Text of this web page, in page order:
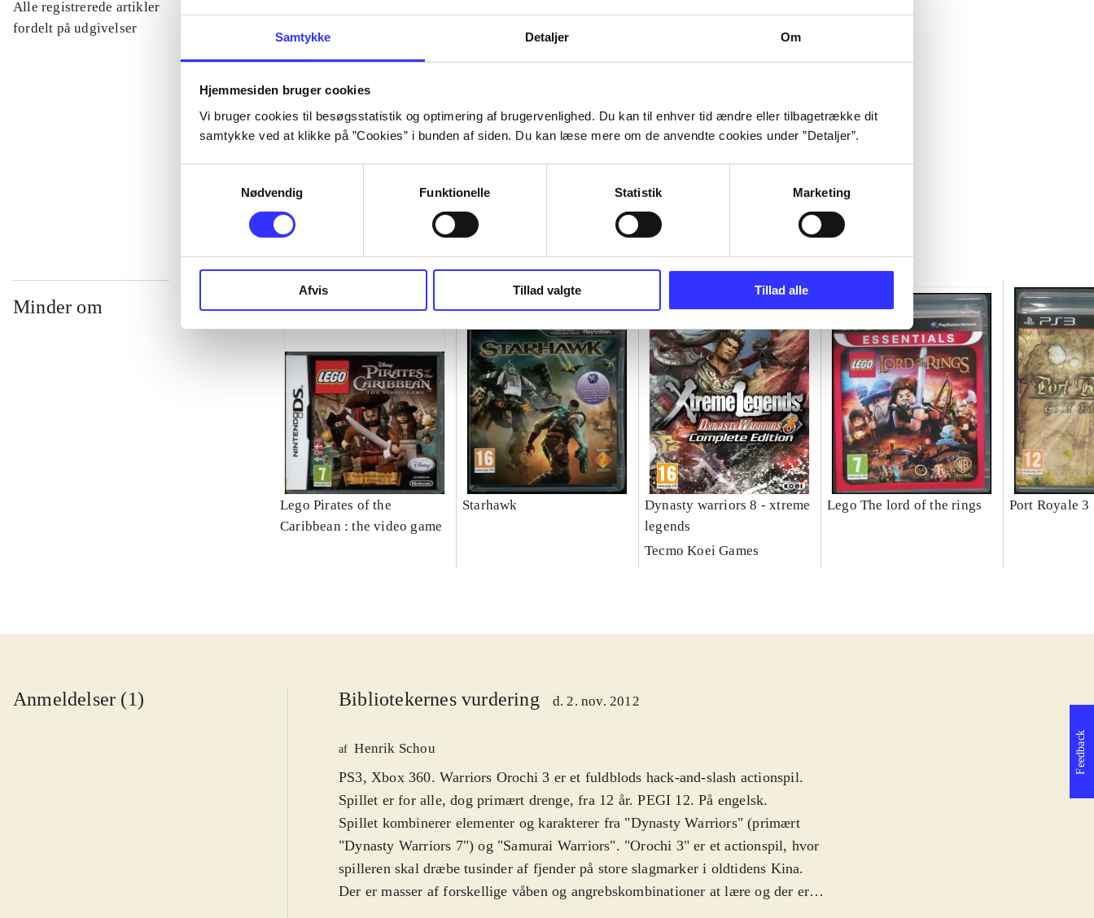
Samtykke Detaljer Om
Hjemmesiden bruger cookies
Vi bruger cookies til besøgsstatistik og optimering af brugervenlighed. Du kan til enhver tid ændre eller tilbagetrække dit
samtykke ved at klikke på ”Cookies” i bunden af siden. Du kan læse mere om de anvendte cookies under ”Detaljer”.
Nødvendig
Funktionelle Statistik Marketing
Afvis Tillad valgte Tillad alle
Alle registrerede artikler
fordelt på udgivelser
...
Minder om
Lego Pirates of the
Caribbean : the video game
Starhawk
Dynasty warriors 8 - xtreme
legends
Tecmo Koei Games
Lego The lord of the rings Port Royale 3
Anmeldelser (1) Bibliotekernes vurdering d. 2. nov. 2012
af Henrik Schou
PS3, Xbox 360. Warriors Orochi 3 er et fuldblods hack-and-slash actionspil.
Spillet er for alle, dog primært drenge, fra 12 år. PEGI 12. På engelsk.
Spillet kombinerer elementer og karakterer fra "Dynasty Warriors" (primært
"Dynasty Warriors 7") og "Samurai Warriors". "Orochi 3" er et actionspil, hvor
spilleren skal dræbe tusinder af fjender på store slagmarker i oldtidens Kina.
Der er masser af forskellige våben og angrebskombinationer at lære og der er
Feedback